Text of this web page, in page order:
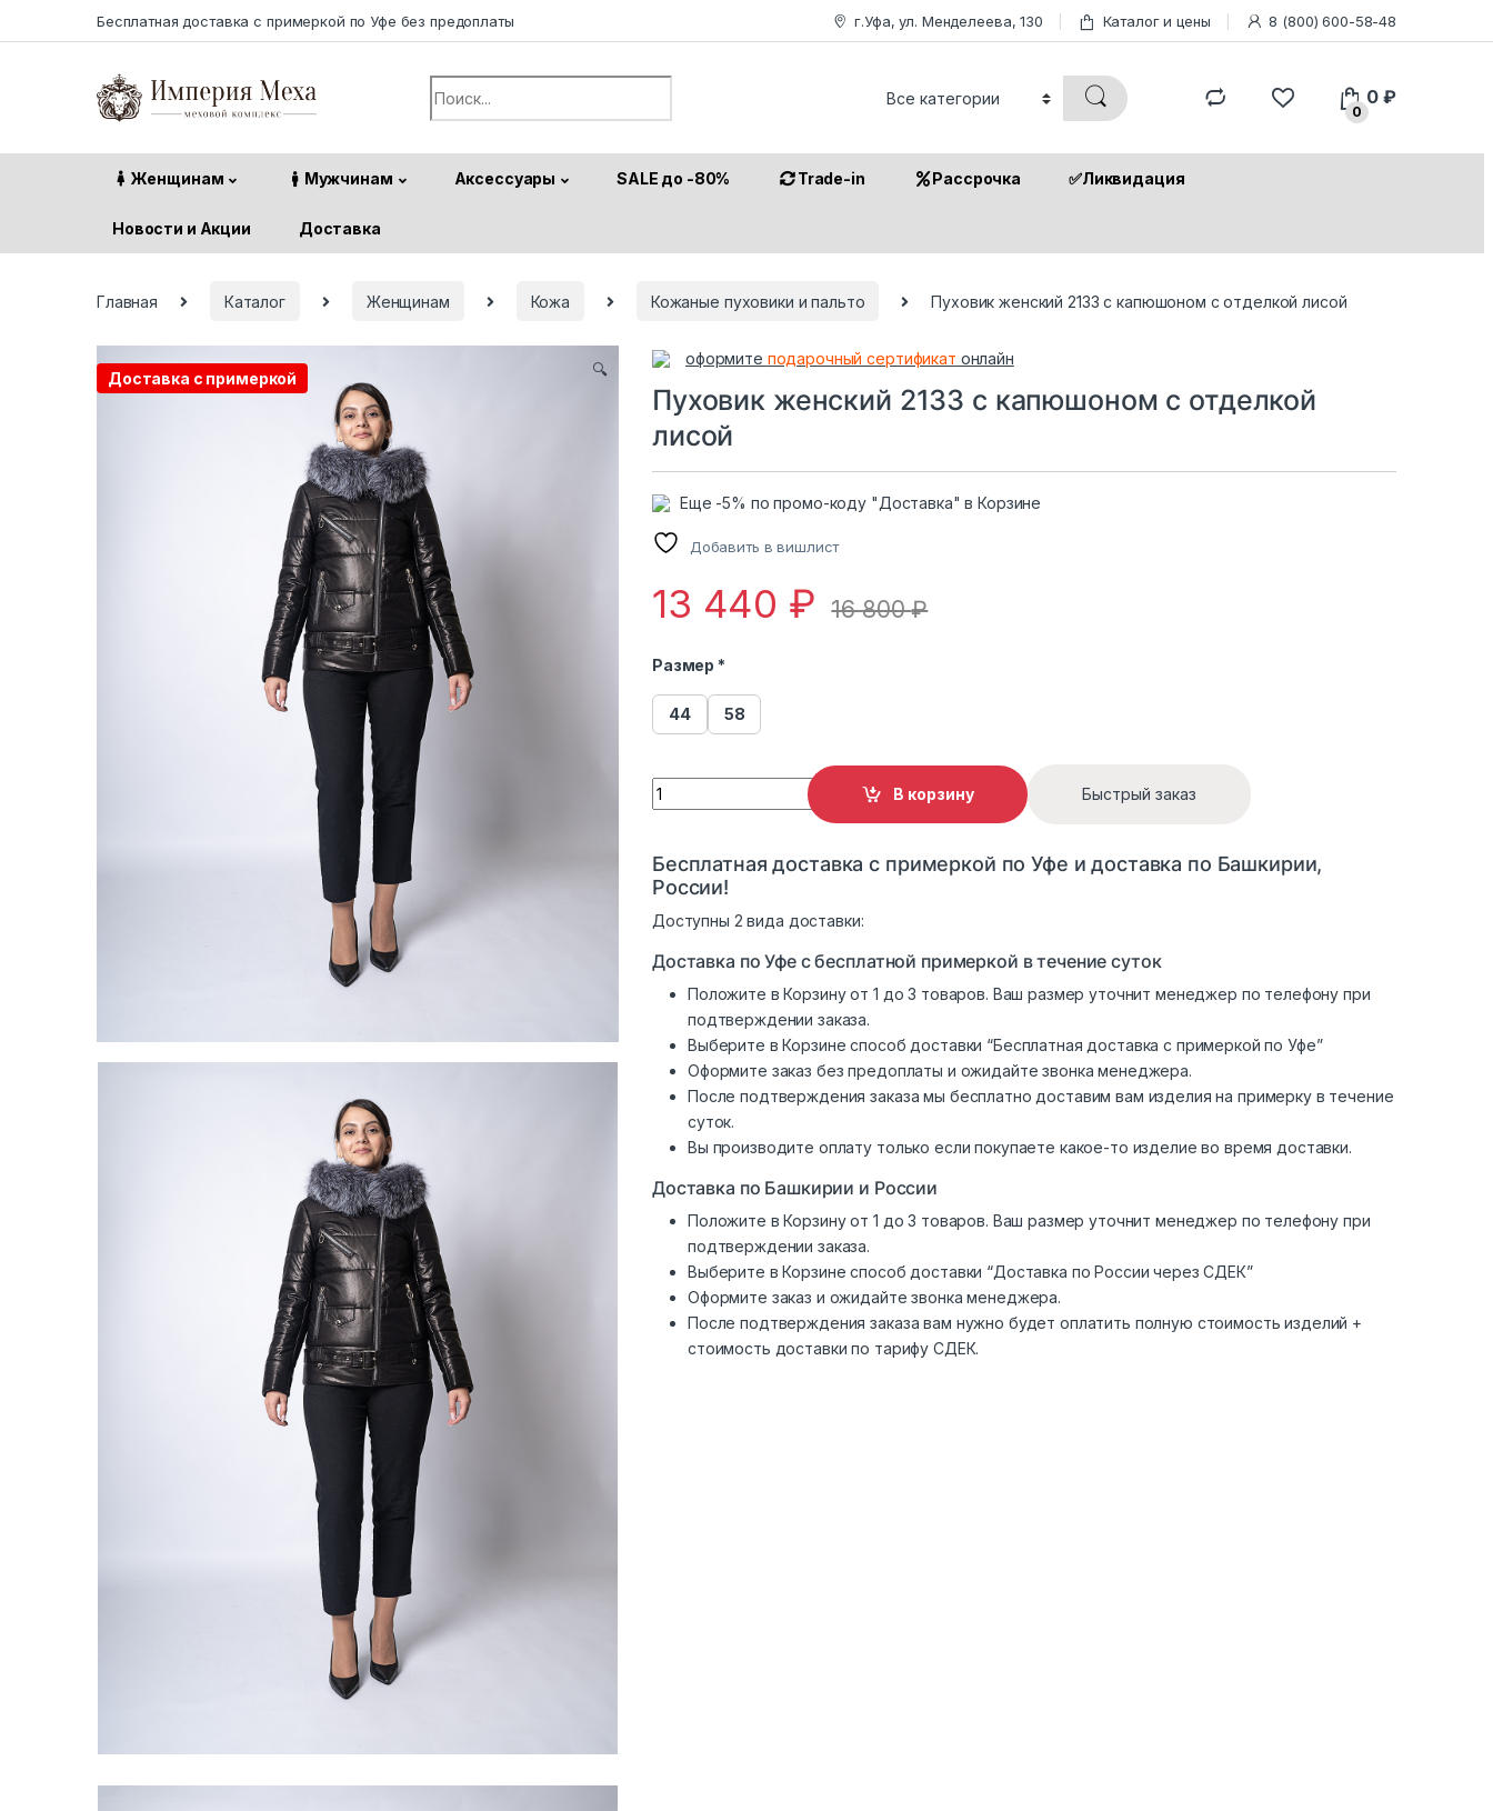
Бесплатная доставка с примеркой по Уфе без предоплаты г.Уфа, ул. Менделеева, 130 Каталог и цены 8 (800) 600-58-48
Search for:
0
0₽
Женщинам Мужчинам Аксессуары SALE до -80% Trade-in Рассрочка ✅Ликвидация
Новости и Акции Доставка
Главная Каталог Женщинам Кожа Кожаные пуховики и пальто Пуховик женский 2133 с капюшоном с отделкой лисой
Доставка с примеркой 🔍
оформите подарочный сертификат онлайн
Пуховик женский 2133 с капюшоном с отделкой
лисой
Еще -5% по промо-коду "Доставка" в Корзине
Добавить в вишлист
13 440 ₽ 16 800₽
Размер *
44 58
Пуховик женский 2133 с капюшоном с отделкой лисой quantity
В корзину Быстрый заказ
Бесплатная доставка с примеркой по Уфе и доставка по Башкирии,
России!
Доступны 2 вида доставки:
Доставка по Уфе с бесплатной примеркой в течение суток
Положите в Корзину от 1 до 3 товаров. Ваш размер уточнит менеджер по телефону при
подтверждении заказа.
Выберите в Корзине способ доставки “Бесплатная доставка с примеркой по Уфе”
Оформите заказ без предоплаты и ожидайте звонка менеджера.
После подтверждения заказа мы бесплатно доставим вам изделия на примерку в течение
суток.
Вы производите оплату только если покупаете какое-то изделие во время доставки.
Доставка по Башкирии и России
Положите в Корзину от 1 до 3 товаров. Ваш размер уточнит менеджер по телефону при
подтверждении заказа.
Выберите в Корзине способ доставки “Доставка по России через СДЕК”
Оформите заказ и ожидайте звонка менеджера.
После подтверждения заказа вам нужно будет оплатить полную стоимость изделий +
стоимость доставки по тарифу СДЕК.